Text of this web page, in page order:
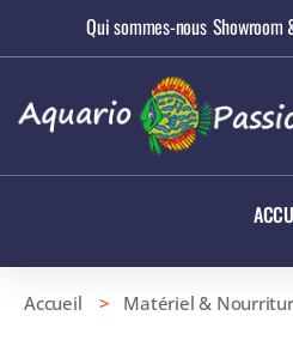
Qui sommes-nous Showroom
Accueil > Matériel &